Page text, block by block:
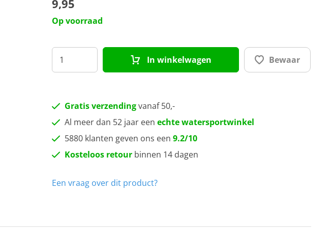
9,95
Op voorraad
In winkelwagen Bewaar
Gratis verzendingvanaf 50,-
Al meer dan 52 jaar een echte watersportwinkel
5880 klanten geven ons een 9.2/10
Kosteloos retourbinnen 14 dagen
Een vraag over dit product?